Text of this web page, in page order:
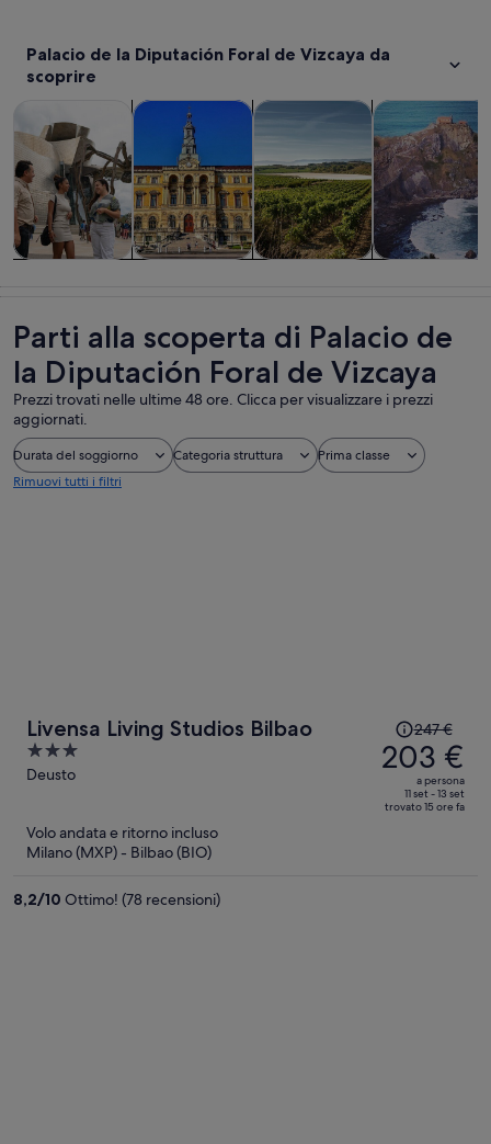
Palacio de la Diputación Foral de Vizcaya da
scoprire
Tour e gite di un giorno Apertura in una nuova scheda
Storia e culturaApertura in una nuova scheda
Cibo, bevande e vita notturna
Tour privati e
Parti alla scoperta di Palacio de
la Diputación Foral de Vizcaya
Prezzi trovati nelle ultime 48 ore. Clicca per visualizzare i prezzi
aggiornati.
Durata del soggiorno Categoria struttura
Prima classe
Rimuovi tutti i filtri
Livensa Living Studios Bilbao
3
out
5
Deusto
prezzo
era
247 €,
ora
247 €
203 €
a persona
11 set - 13 set
trovato 15 ore fa
Volo andata e ritorno incluso
Milano (MXP) - Bilbao (BIO)
8,2/10 Ottimo! (78 recensioni)